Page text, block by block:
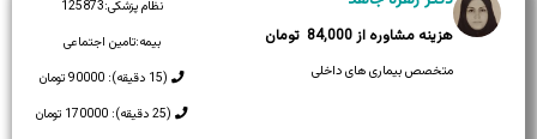
نظام پزشکی:125873
بیمه:تامین اجتماعی
(15 دقیقه): 90000 تومان
(25 دقیقه): 170000 تومان
84,000
متخصص بیماری های داخلی